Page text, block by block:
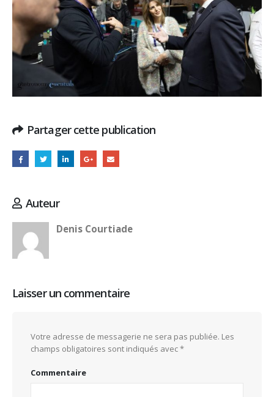
Partager cette publication
Auteur
Denis Courtiade
Laisser un commentaire
Votre adresse de messagerie ne sera pas publiée. Les
champs obligatoires sont indiqués avec*
Commentaire